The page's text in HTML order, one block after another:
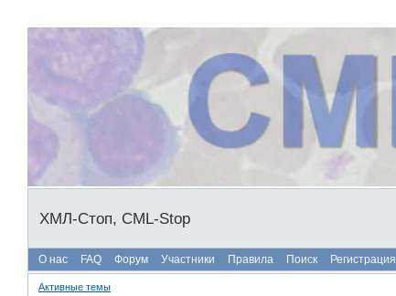
ХМЛ-Стоп, CML-Stop
О нас FAQ Форум Участники Правила Поиск Регистрация
Активные темы